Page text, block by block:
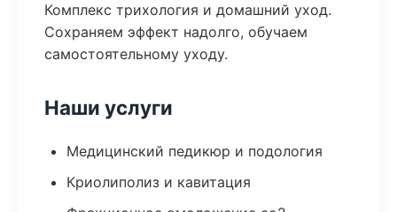
Комплекс трихология и домашний уход.
Сохраняем эффект надолго, обучаем
самостоятельному уходу.
Наши услуги
Медицинский педикюр и подология
Криолиполиз и кавитация